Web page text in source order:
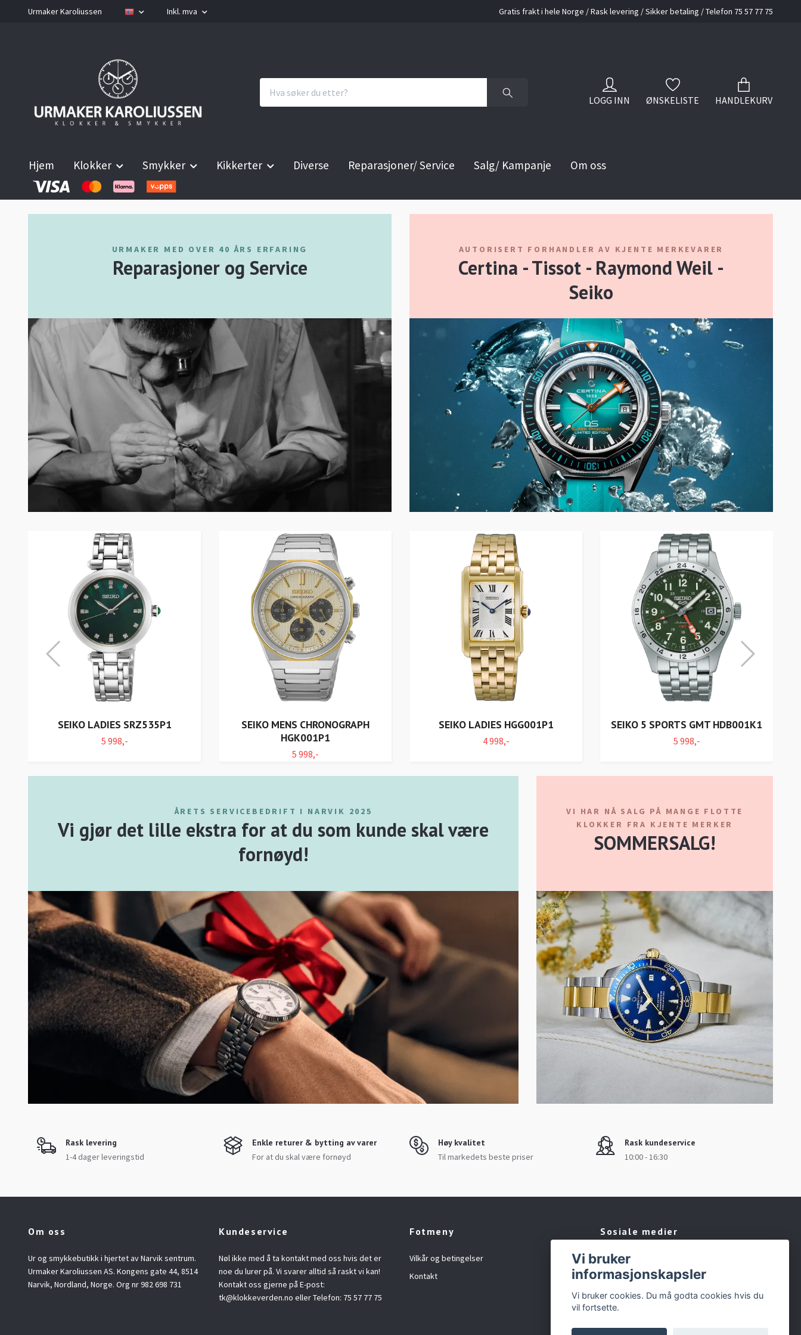
Urmaker Karoliussen Inkl. mva Gratis frakt i hele Norge / Rask levering / Sikker betaling / Telefon 75 57 77 75
LOGG INN ØNSKELISTE HANDLEKURV
Hjem Klokker Smykker Kikkerter Diverse Reparasjoner/ Service Salg/ Kampanje Om oss
URMAKER MED OVER 40 ÅRS ERFARING
Reparasjoner og Service
AUTORISERT FORHANDLER AV KJENTE MERKEVARER
Certina - Tissot - Raymond Weil -
Seiko
SEIKO LADIES SRZ535P1
5 998,-
SEIKO MENS CHRONOGRAPH
HGK001P1
5 998,-
SEIKO LADIES HGG001P1
4 998,-
SEIKO 5 SPORTS GMT HDB001K1
5 998,-
ÅRETS SERVICEBEDRIFT I NARVIK 2025
Vi gjør det lille ekstra for at du som kunde skal være
fornøyd!
VI HAR NÅ SALG PÅ MANGE FLOTTE
KLOKKER FRA KJENTE MERKER
SOMMERSALG!
Rask levering
1-4 dager leveringstid
Enkle returer & bytting av varer
For at du skal være fornøyd
Høy kvalitet
Til markedets beste priser
Rask kundeservice
10:00 - 16:30
Om oss
Ur og smykkebutikk i hjertet av Narvik sentrum.
Urmaker Karoliussen AS. Kongens gate 44, 8514
Narvik, Nordland, Norge. Org nr 982 698 731
Kundeservice
Nøl ikke med å ta kontakt med oss hvis det er
noe du lurer på. Vi svarer alltid så raskt vi kan!
Kontakt oss gjerne på E-post:
tk@klokkeverden.no eller Telefon: 75 57 77 75
Fotmeny
Vilkår og betingelser
Kontakt
Sosiale medier
Facebook
Instagram
Vi bruker
informasjonskapsler
Vi bruker cookies. Du må godta cookies hvis du
vil fortsette.